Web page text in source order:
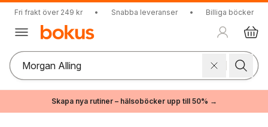
Fri frakt över 249 kr • Snabba leveranser • Billiga böcker
Skapa nya rutiner – hälsoböcker upp till 50% →